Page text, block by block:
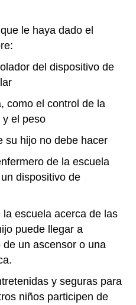
le haya dado el
del dispositivo de
como el control de la
y el peso
su hijo no debe hacer
de la escuela
dispositivo de
escuela acerca de las
puede llegar a
un ascensor o una
y seguras para
niños participen de